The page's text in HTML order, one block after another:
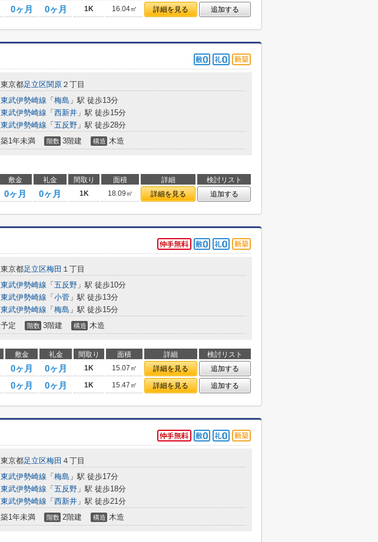
0ヶ月 0ヶ月 1K 16.04㎡ 詳細を見る 追加する
東京都足立区関原 ２丁目
東武伊勢崎線 「 梅島 」駅 徒歩13分
東武伊勢崎線 「 西新井 」駅 徒歩15分
東武伊勢崎線 「 五反野 」駅 徒歩28分
築1年未満 階数 3階建 構造 木造
敷金 礼金 間取り 面積 詳細
検討リスト
0ヶ月 0ヶ月 1K 18.09㎡ 詳細を見る 追加する
東京都足立区梅田 １丁目
東武伊勢崎線 「 五反野 」駅 徒歩10分
東武伊勢崎線 「 小菅 」駅 徒歩13分
東武伊勢崎線 「 梅島 」駅 徒歩15分
予定 階数 3階建 構造 木造
敷金 礼金 間取り 面積 詳細
検討リスト
0ヶ月 0ヶ月 1K 15.07㎡ 詳細を見る
追加する
0ヶ月 0ヶ月 1K 15.47㎡ 詳細を見る 追加する
東京都足立区梅田 ４丁目
東武伊勢崎線 「 梅島 」駅 徒歩17分
東武伊勢崎線 「 五反野 」駅 徒歩18分
東武伊勢崎線 「 西新井 」駅 徒歩21分
築1年未満 階数 2階建 構造 木造